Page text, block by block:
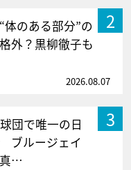
2
体のある部分”の
外？黒柳徹子も
2026.08.07
3
団で唯一の日
ブルージェイ
…